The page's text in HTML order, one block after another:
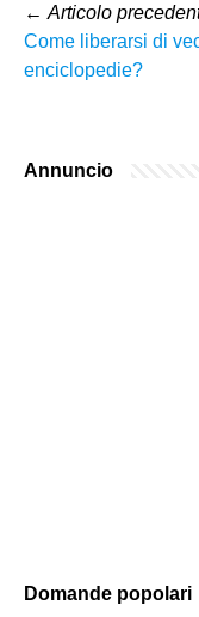
← Articolo
Come liberarsi di
enciclopedie?
Annuncio
Domande popolari